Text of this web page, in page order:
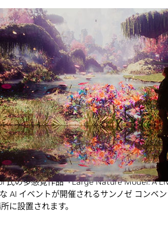
ルがデジタルツリーとなってそびえ
とを信じられないことに変える
ってみましょう。
に青々としています。
なプレミアに続き、Refik Anadol Studio の
GTC において米国で初公開されます。
氏の多感覚作品「Large Nature Model: A
AI イベントが開催されるサンノゼ コンベ
に設置されます。